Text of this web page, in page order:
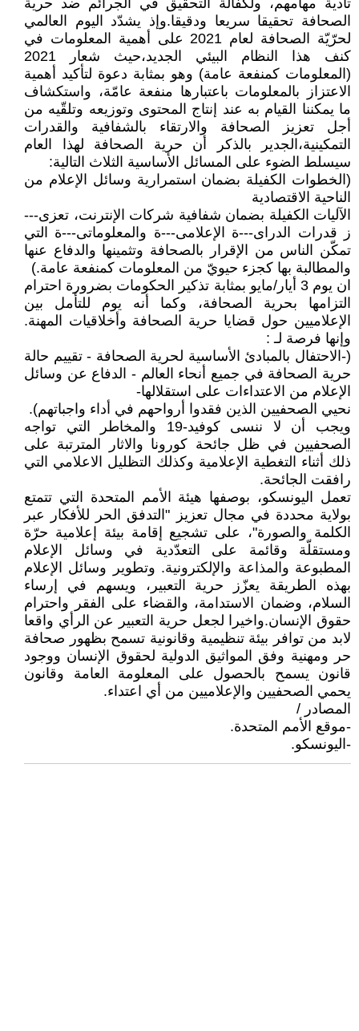
تأدية مهامهم، ولكفالة التحقيق في الجرائم ضد حرية
الصحافة تحقيقا سريعا ودقيقا.وإذ يشدّد اليوم العالمي
لحرّيّة الصحافة لعام 2021 على أهمية المعلومات في
كنف هذا النظام البيئي الجديد،حيث شعار 2021
(المعلومات كمنفعة عامة) وهو بمثابة دعوة لتأكيد أهمية
الاعتزاز بالمعلومات باعتبارها منفعة عامّة، واستكشاف
ما يمكننا القيام به عند إنتاج المحتوى وتوزيعه وتلقّيه من
أجل تعزيز الصحافة والارتقاء بالشفافية والقدرات
التمكينية،الجدير بالذكر أن حرية الصحافة لهذا العام
سيسلط الضوء على المسائل الأساسية الثلاث التالية:
(الخطوات الكفيلة بضمان استمرارية وسائل الإعلام من
الناحية الاقتصادية
الآليات الكفيلة بضمان شفافية شركات الإنترنت، تعزی---
ز قدرات الدرای---ة الإعلامی---ة والمعلوماتی---ة التي
تمكّن الناس من الإقرار بالصحافة وتثمينها والدفاع عنھا
والمطالبة بھا كجزء حيويّ من المعلومات كمنفعة عامة.)
ان يوم 3 أيار/مايو بمثابة تذكير الحكومات بضرورة احترام
التزامها بحرية الصحافة، وكما أنه يوم للتأمل بين
الإعلاميين حول قضايا حرية الصحافة وأخلاقيات المهنة.
وإنها فرصة لـ :
(-الاحتفال بالمبادئ الأساسية لحرية الصحافة - تقييم حالة
حرية الصحافة في جميع أنحاء العالم - الدفاع عن وسائل
الإعلام من الاعتداءات على استقلالها-
نحيي الصحفيين الذين فقدوا أرواحهم في أداء واجباتهم).
ويجب أن لا ننسى كوفيد-19 والمخاطر التي تواجه
الصحفيين في ظل جائحة كورونا والاثار المترتبة على
ذلك أثناء التغطية الإعلامية وكذلك التظليل الاعلامي التي
رافقت الجائحة.
تعمل اليونسكو، بوصفها هيئة الأمم المتحدة التي تتمتع
بولاية محددة في مجال تعزيز "التدفق الحر للأفكار عبر
الكلمة والصورة"، على تشجيع إقامة بيئة إعلامية حرّة
ومستقلّة وقائمة على التعدّدية في وسائل الإعلام
المطبوعة والمذاعة والإلكترونية. وتطوير وسائل الإعلام
بهذه الطريقة يعزّز حرية التعبير، ويسهم في إرساء
السلام، وضمان الاستدامة، والقضاء على الفقر واحترام
حقوق الإنسان.واخيرا لجعل حرية التعبير عن الرأي واقعا
لابد من توافر بيئة تنظيمية وقانونية تسمح بظهور صحافة
حر ومهنية وفق المواثيق الدولية لحقوق الإنسان ووجود
قانون يسمح بالحصول على المعلومة العامة وقانون
يحمي الصحفيين والإعلاميين من أي اعتداء.
المصادر /
-موقع الأمم المتحدة.
-اليونسكو.